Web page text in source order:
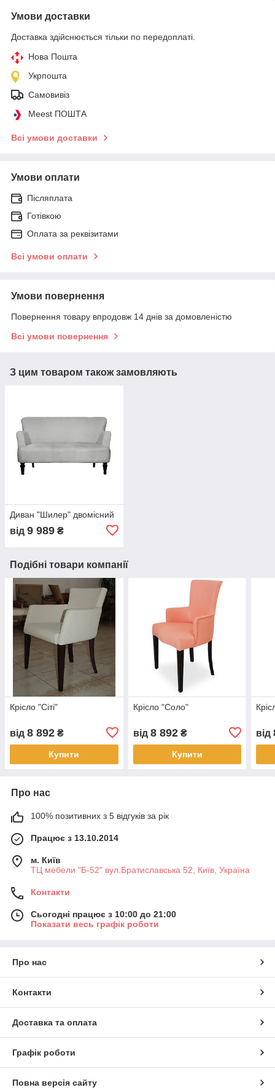
Умови доставки
Доставка здійснюється тільки по передоплаті.
Нова Пошта
Укрпошта
Самовивіз
Meest ПОШТА
Всі умови доставки
Умови оплати
Післяплата
Готівкою
Оплата за реквізитами
Всі умови оплати
Умови повернення
Повернення товару впродовж 14 днів за домовленістю
Всі умови повернення
З цим товаром також замовляють
Диван "Шилер" двомісний
від 9 989 ₴
Подібні товари компанії
Крісло "Сіті"
від 8 892 ₴
Купити
Крісло "Соло"
від 8 892₴
Купити
від
Про нас
100% позитивних з 5 відгуків за рік
Працює з 13.10.2014
м. Київ
ТЦ мебели "Б-52" вул.Братиславська 52, Київ, Україна
Контакти
Сьогодні працює з 10:00 до 21:00
Показати весь графік роботи
Про нас
Контакти
Доставка та оплата
Графік роботи
Повна версія сайту